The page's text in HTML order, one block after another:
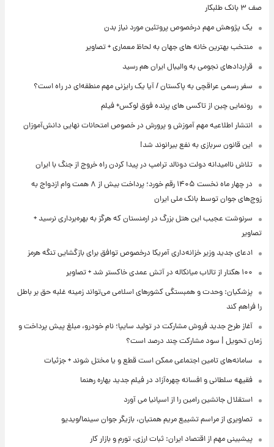
صف ۳ بانک طلبکار
یک پژوهش مهم درخصوص پروتئین مورد نیاز بدن
منتخب بهترین خانه های جهان به لحاظ معماری + تصاویر
قراردادهای نجومی به والیبال ایران هم رسید
سفر رسمی عراقچی به پاکستان / آیا یک رایزنی مهم منطقه‌ای در راه است؟
رونمایی چین از تاکسی های پرنده فوق لوکس+ فیلم
انتشار اطلاعیه مهم آموزش و پرورش در خصوص امتحانات نهایی دانش‌آموزان
این قانون سربازی به نفع بیرانوند شد!
تلاش ناامیدانه‌ دولت دونالد ترامپ در پیدا کردن راه خروج از جنگ با ایران
در چهار ماه نخست ۱۴۰۵ رقم خورد؛ پرداخت بیش از ۸ همت وام ازدواج به
زوج‌های جوان توسط بانک ملی ایران
سرنوشت عجیب این هتل بزرگ در ارمنستان که هرگز به بهره‌برداری نرسید +
تصاویر
ادعای جدید وزیر خزانه‌داری آمریکا درخصوص توافق برای بازگشایی تنگه هرمز
۱۰۰ هکتار از تالاب میانکاله در آتش عمدی خاکستر شد + تصاویر
پزشکیان: وحدت و همبستگی کشورهای اسلامی می‌تواند زمینه غلبه حق بر باطل
را فراهم کند
آغاز طرح جدید فروش مشارکت در تولید سایپا؛ نام خودرو، مبلغ پیش پرداخت و
زمان تحویل | سود مشارکت چند درصد است؟
سامانه‌های تامین اجتماعی ممکن است قطع و یا مختل شوند + جزئیات
فقیهه سلطانی و افسانه چهره‌آزاد در فیلم جدید بهاره رهنما
استقلال جانشین رامین را از اسپانیا می آورد
تصاویری از مراسم تشییع مریم همتیان، بازیگر جوان سینما/ویدیو
پیشبینی مهم از اقتصاد ایران: ثبات ارزی، تورم و بازار کار